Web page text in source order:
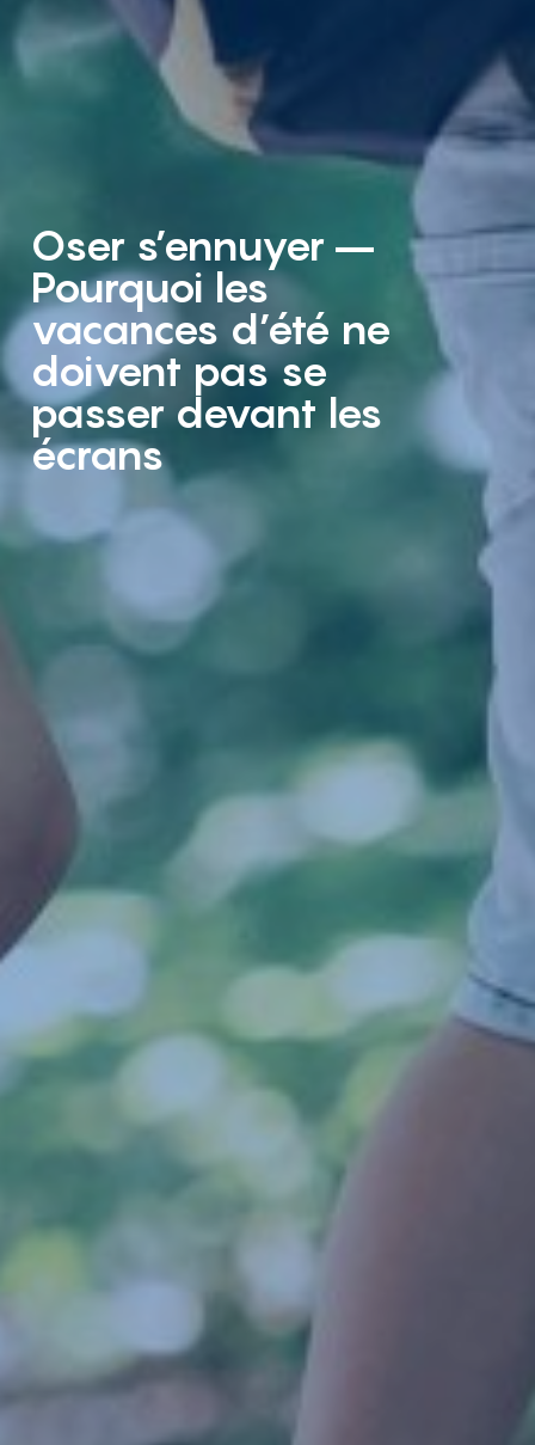
Oser s’ennuyer –
Pourquoi les
vacances d’été ne
doivent pas se
passer devant les
écrans